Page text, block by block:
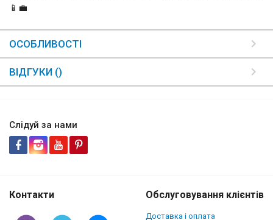
📱💼
ОСОБЛИВОСТІ
ВІДГУКИ ()
Слідуй за нами
Контакти Обслуговування клієнтів
Доставка і оплата